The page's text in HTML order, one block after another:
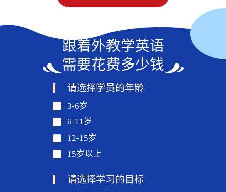
跟着外教学英语
需要花费多少钱
请选择学员的年龄
3-6岁
6-11岁
12-15岁
15岁以上
请选择学习的目标